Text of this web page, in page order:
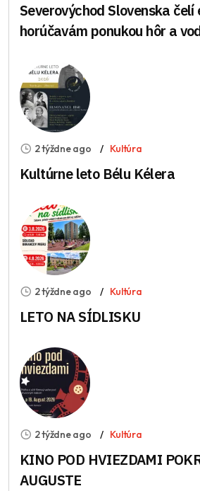
Severovýchod Slovenska
horúčavám ponukou hôr a
2 týždne ago Kultúra
Kultúrne leto Bélu Kélera
2 týždne ago Kultúra
LETO NA SÍDLISKU
2 týždne ago Kultúra
KINO POD HVIEZDAMI
AUGUSTE